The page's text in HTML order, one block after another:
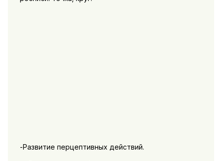
-Развитие перцептивных действий.